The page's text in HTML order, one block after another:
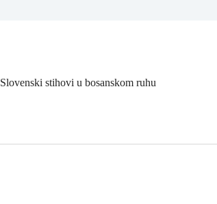
Slovenski stihovi u bosanskom ruhu